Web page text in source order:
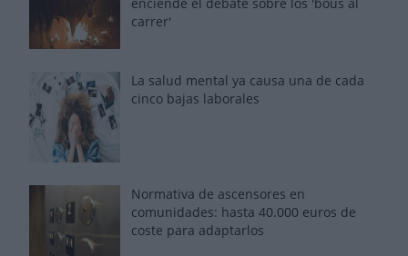
carrer'
La salud mental ya causa una de cada
cinco bajas laborales
Normativa de ascensores en
comunidades: hasta 40.000 euros de
coste para adaptarlos